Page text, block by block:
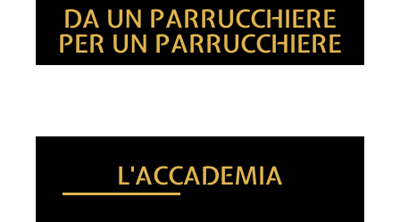
DA UN PARRUCCHIERE
PER UN PARRUCCHIERE
L'ACCADEMIA